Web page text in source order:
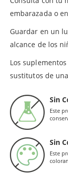
embarazada o
Guardar en un
alcance de los
Los
sustitutos de
Sin
Este
Sin
Este